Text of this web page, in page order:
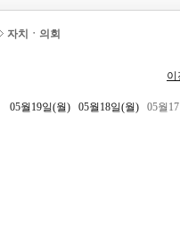
자치ㆍ의회
이
05월19일(월) 05월18일(월) 05월